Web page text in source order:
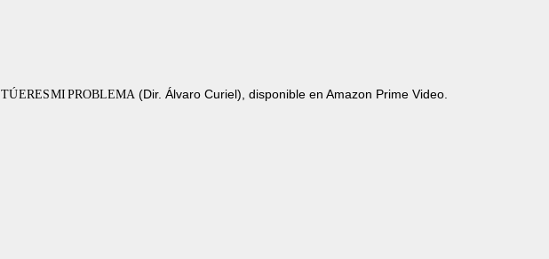
TÚ ERES MI PROBLEMA(Dir. Álvaro Curiel), disponible en Amazon Prime Video.